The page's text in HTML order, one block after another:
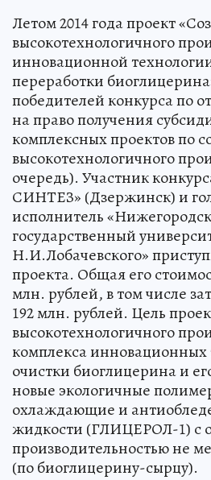
Летом 2014 года проект
высокотехнологичного
инновационной
переработки
победителей конкурса по
на право получения
комплексных проектов по
высокотехнологичного
очередь). Участник
СИНТЕЗ» (Дзержинск) и
исполнитель
государственный
Н.И.Лобачевского»
проекта. Общая его
млн. рублей, в том числе
192 млн. рублей. Цель
высокотехнологичного
комплекса инновационных
очистки биоглицерина и
новые экологичные
охлаждающие и
жидкости (ГЛИЦЕРОЛ-1) с
производительностью не
(по биоглицерину-сырцу).